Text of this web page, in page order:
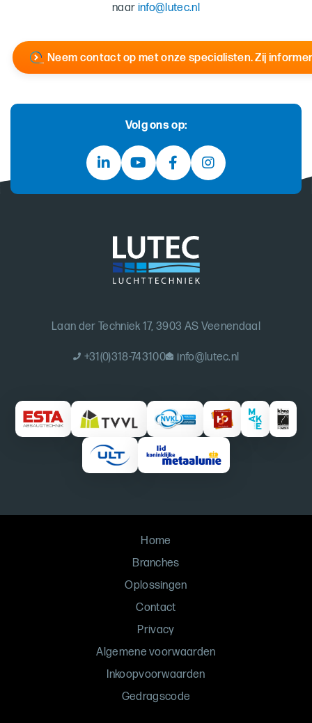
naar info@lutec.nl
Neem contact op met onze specialisten. Zij
Volg ons op:
Laan der Techniek 17, 3903 AS Veenendaal
+31(0)318-743100 info@lutec.nl
Home
Branches
Oplossingen
Contact
Privacy
Algemene voorwaarden
Inkoopvoorwaarden
Gedragscode